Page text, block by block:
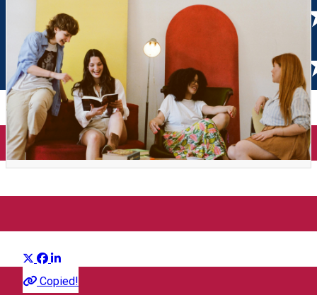
Reading party în mansardă ✨
Distribuie
Copied!
Community